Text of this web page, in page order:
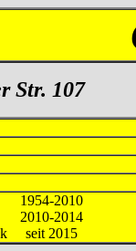
Str. 107
2010
2014
seit 2015